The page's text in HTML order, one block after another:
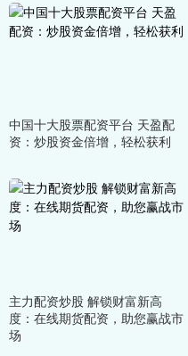
中国十大股票配资平台 天盈配
资：炒股资金倍增，轻松获利
主力配资炒股 解锁财富新高
度：在线期货配资，助您赢战市
场